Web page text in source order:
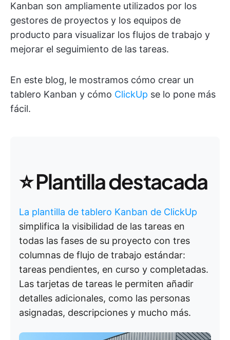
Kanban son ampliamente utilizados por los
gestores de proyectos y los equipos de
producto para visualizar los flujos de trabajo y
mejorar el seguimiento de las tareas.
En este blog, le mostramos cómo crear un
tablero Kanban y cómo ClickUp se lo pone más
fácil.
⭐️ Plantilla destacada
La plantilla de tablero Kanban de ClickUp
simplifica la visibilidad de las tareas en
todas las fases de su proyecto con tres
columnas de flujo de trabajo estándar:
tareas pendientes, en curso y completadas.
Las tarjetas de tareas le permiten añadir
detalles adicionales, como las personas
asignadas, descripciones y mucho más.